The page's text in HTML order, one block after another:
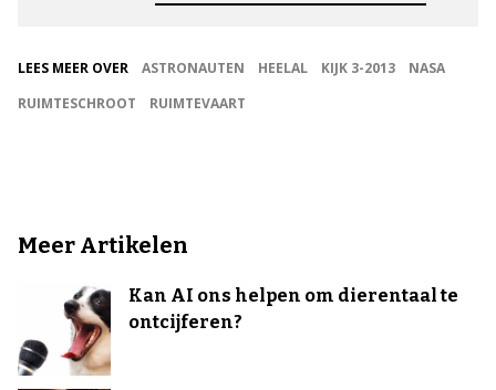
LEES MEER OVER ASTRONAUTEN HEELAL KIJK 3-2013
NASA
RUIMTESCHROOT
RUIMTEVAART
Meer Artikelen
Kan AI ons helpen om dierentaal te
ontcijferen?